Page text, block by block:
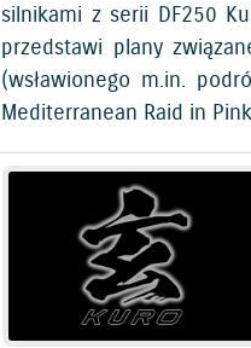
silnikami z serii DF250
przedstawi plany
(wsławionego m.in.
Mediterranean Raid in